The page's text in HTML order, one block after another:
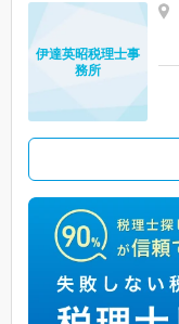
伊達英昭税理士事
務所